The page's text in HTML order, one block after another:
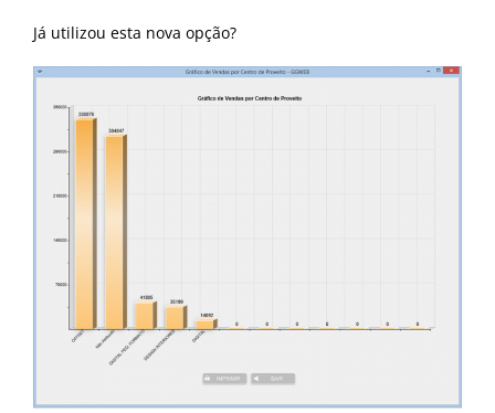
Já utilizou esta nova opção?